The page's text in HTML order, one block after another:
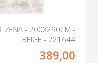
ZENA - 200X290CM -
BEIGE - 221644
389,00